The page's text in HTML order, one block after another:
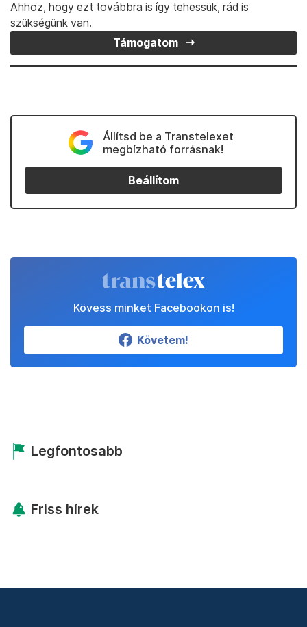
Ahhoz, hogy ezt továbbra is így tehessük, rád is
szükségünk van.
Támogatom
Állítsd be a Transtelexet
megbízható forrásnak!
Beállítom
Kövess minket Facebookon is!
Követem!
Legfontosabb
Friss hírek